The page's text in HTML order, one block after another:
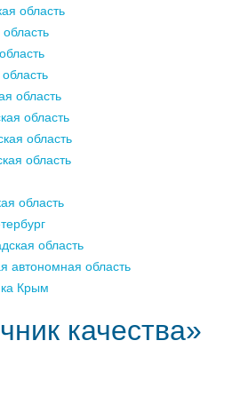
область
область
область
область
область
область
область
автономная область
Крым
качества»